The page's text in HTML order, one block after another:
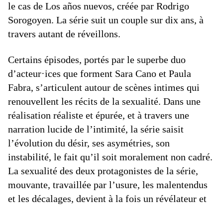
le cas de Los años nuevos, créée par Rodrigo
Sorogoyen. La série suit un couple sur dix ans, à
travers autant de réveillons.
Certains épisodes, portés par le superbe duo
d’acteur·ices que forment Sara Cano et Paula
Fabra, s’articulent autour de scènes intimes qui
renouvellent les récits de la sexualité. Dans une
réalisation réaliste et épurée, et à travers une
narration lucide de l’intimité, la série saisit
l’évolution du désir, ses asymétries, son
instabilité, le fait qu’il soit moralement non cadré.
La sexualité des deux protagonistes de la série,
mouvante, travaillée par l’usure, les malentendus
et les décalages, devient à la fois un révélateur et